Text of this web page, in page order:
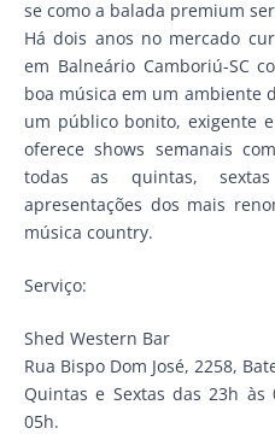
se como a balada premium
Há dois anos no mercado
em Balneário Camboriú-SC
boa música em um ambiente
um público bonito, exigente
oferece shows semanais
todas as quintas,
apresentações dos mais
música country.
Serviço:
Shed Western Bar
Rua Bispo Dom José, 2258,
Quintas e Sextas das 23h às
05h.